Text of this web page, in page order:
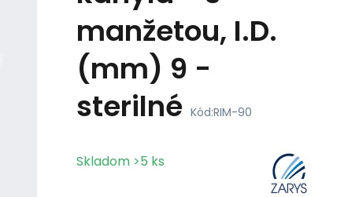
manžetou, I.D.
(mm) 9 -
sterilné Kód:RIM-90
Skladom >5 ks